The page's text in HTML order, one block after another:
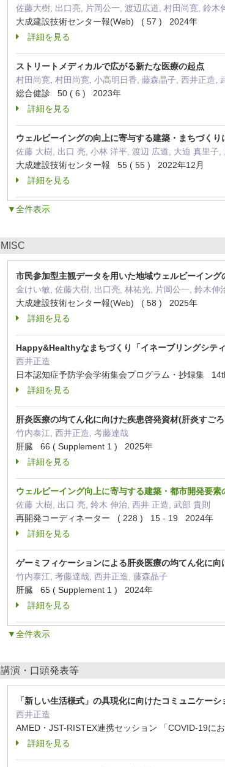
佐藤大樹, 出口亮, 片岡公一, 渡辺広道, 村田尚寛, 鈴木
大成建設技術センター報(Web) ( 57 ) 2024年
詳細を見る
ストリートメディカルで広がる新たな医療の起点
村田尚寛, 村田尚寛, 小高明日香, 藤森晶子, 西井正造,
総合健診 50 ( 6 ) 2023年
詳細を見る
ウェルビーイングの向上に寄与する建築・まちづく
佐藤 大樹, 出口 亮, 小林 洋平, 渡辺 広道, 大迫 真里子
大成建設技術センター報 55 ( 55 ) 2022年12月
詳細を見る
▼全件表示
MISC
市民参加型主観データを用いた地域ウェルビーイン
金けい敏, 佐藤大樹, 出口亮, 林祐光, 片岡公一, 鈴木伸
大成建設技術センター報(Web) ( 58 ) 2025年
詳細を見る
Happy&Healthyなまちづくり「イネーブリングシテ
西井正造
日本認知症予防学会学術集会プログラム・抄録集
詳細を見る
肝炎医療の均てん化に向けた疾患啓発資材(肝炎すご
竹内泰江, 西井正造, 考藤達哉
肝臓 66 ( Supplement 1 ) 2025年
詳細を見る
ウェルビーイング向上に寄与する建築・都市開発要
佐藤 大樹, 出口 亮, 鈴木 伸治, 西井 正造, 武部 貴則
再開発コーディネーター ( 228 ) 15 - 19 2024年
詳細を見る
ゲーミフィケーションによる肝炎医療の均てん化に
竹内泰江, 考藤達哉, 西井正造, 藤森晶子
肝臓 65 ( Supplement 1 ) 2024年
詳細を見る
▼全件表示
講演・口頭発表等
「新しい生活様式」の具現化に向けたコミュニケー
西井正造
AMED・JST-RISTEX連携セッション 「COVID-19
詳細を見る